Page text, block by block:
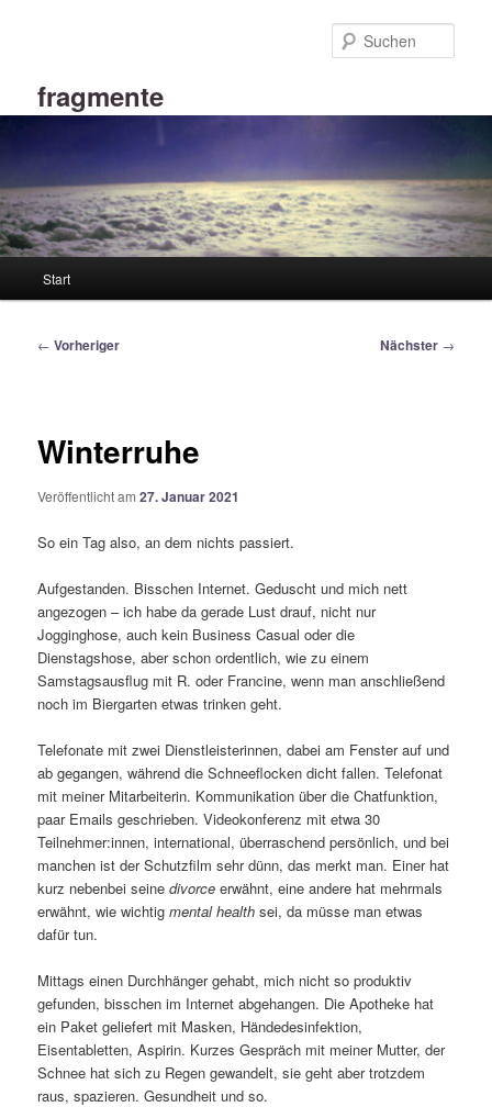
fragmente
Start
Beitragsnavigation
← Vorheriger Nächster →
Winterruhe
Veröffentlicht am27. Januar 2021
So ein Tag also, an dem nichts passiert.
Aufgestanden. Bisschen Internet. Geduscht und mich nett
angezogen – ich habe da gerade Lust drauf, nicht nur
Jogginghose, auch kein Business Casual oder die
Dienstagshose, aber schon ordentlich, wie zu einem
Samstagsausflug mit R. oder Francine, wenn man anschließend
noch im Biergarten etwas trinken geht.
Telefonate mit zwei Dienstleisterinnen, dabei am Fenster auf und
ab gegangen, während die Schneeflocken dicht fallen. Telefonat
mit meiner Mitarbeiterin. Kommunikation über die Chatfunktion,
paar Emails geschrieben. Videokonferenz mit etwa 30
Teilnehmer:innen, international, überraschend persönlich, und bei
manchen ist der Schutzfilm sehr dünn, das merkt man. Einer hat
kurz nebenbei seinedivorce erwähnt, eine andere hat mehrmals
erwähnt, wie wichtigmental health sei, da müsse man etwas
dafür tun.
Mittags einen Durchhänger gehabt, mich nicht so produktiv
gefunden, bisschen im Internet abgehangen. Die Apotheke hat
ein Paket geliefert mit Masken, Händedesinfektion,
Eisentabletten, Aspirin. Kurzes Gespräch mit meiner Mutter, der
Schnee hat sich zu Regen gewandelt, sie geht aber trotzdem
raus, spazieren. Gesundheit und so.